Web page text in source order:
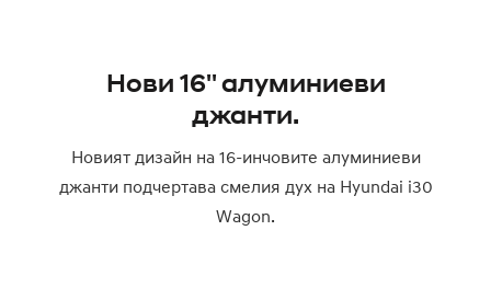
Нови 16'' алуминиеви
джанти.
Новият дизайн на 16-инчовите алуминиеви
джанти подчертава смелия дух на Hyundai i30
Wagon.